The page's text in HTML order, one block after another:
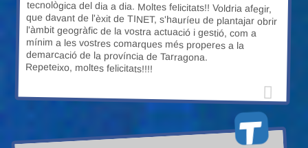
demarcació de la província de Tarragona.
Repeteixo, moltes felicitats!!!!